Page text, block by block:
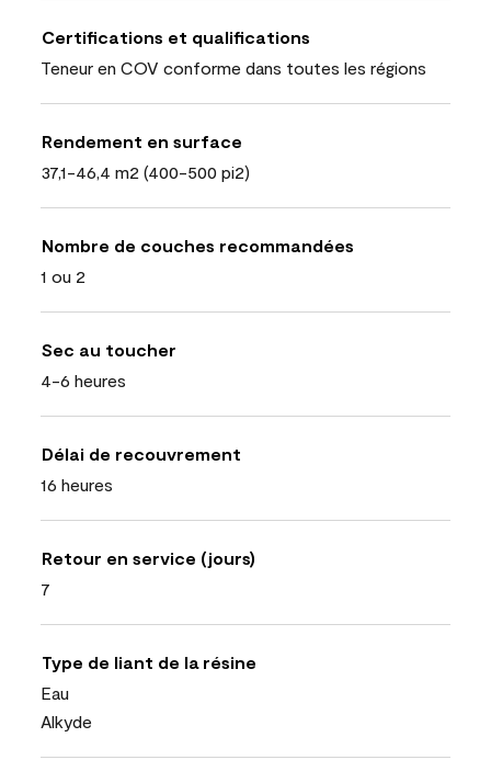
Certifications et qualifications
Teneur en COV conforme dans toutes les régions
Rendement en surface
37,1-46,4 m2 (400-500 pi2)
Nombre de couches recommandées
1 ou 2
Sec au toucher
4-6 heures
Délai de recouvrement
16 heures
Retour en service (jours)
7
Type de liant de la résine
Eau
Alkyde